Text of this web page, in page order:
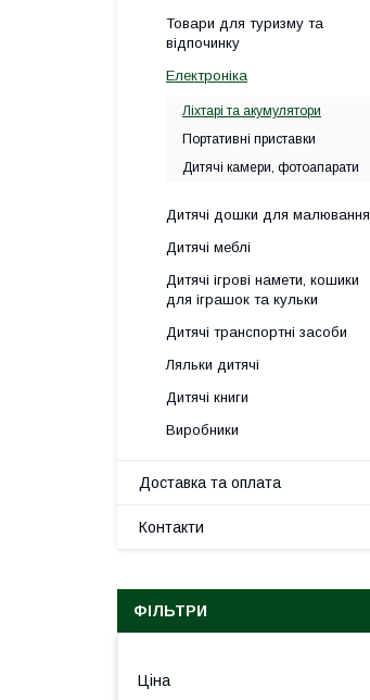
Товари для туризму та
відпочинку
Електроніка
Ліхтарі та акумулятори
Портативні приставки
Дитячі камери, фотоапарати
Дитячі дошки для малювання
Дитячі меблі
Дитячі ігрові намети, кошики
для іграшок та кульки
Дитячі транспортні засоби
Ляльки дитячі
Дитячі книги
Виробники
Доставка та оплата
Контакти
ФІЛЬТРИ
Ціна